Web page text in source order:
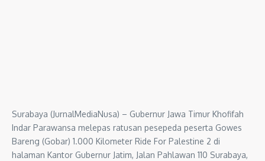
Surabaya (JurnalMediaNusa) – Gubernur Jawa Timur Khofifah
Indar Parawansa melepas ratusan pesepeda peserta Gowes
Bareng (Gobar) 1.000 Kilometer Ride For Palestine 2 di
halaman Kantor Gubernur Jatim, Jalan Pahlawan 110 Surabaya,